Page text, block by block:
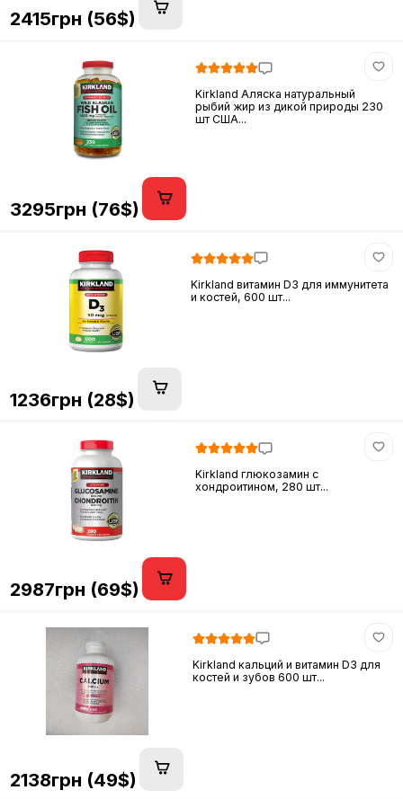
2415грн (56$)
Kirkland Аляска натуральный
рыбий жир из дикой природы 230
шт США...
3295грн (76$)
Kirkland витамин D3 для иммунитета
и костей, 600 шт...
1236грн (28$)
Kirkland глюкозамин c
хондроитином, 280 шт...
2987грн (69$)
Kirkland кальций и витамин D3 для
костей и зубов 600 шт...
2138грн (49$)